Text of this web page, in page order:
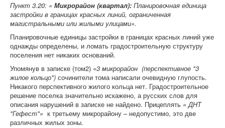
Пункт 3.20: « Микрорайон (квартал): Планировочная единица
застройки в границах красных линий, ограниченная
магистральными или жилыми улицами».
Планировочные единицы застройки в границах красных линий уже
однажды определены, и ломать градостроительную структуру
поселения нет никаких оснований.
Упомянув в записке (том2) «3 микрорайон (перспективное "3
жилое кольцо") сочинители тома написали очевидную глупость.
Никакого перспективного жилого кольца нет. Градостроительное
решение поселка значительно искажено, а русских слов для
описания нарушений в записке не найдено. Прицеплять « ДНТ
"Гефест"» к третьему микрорайону – недопустимо, это две
различных жилых зоны.